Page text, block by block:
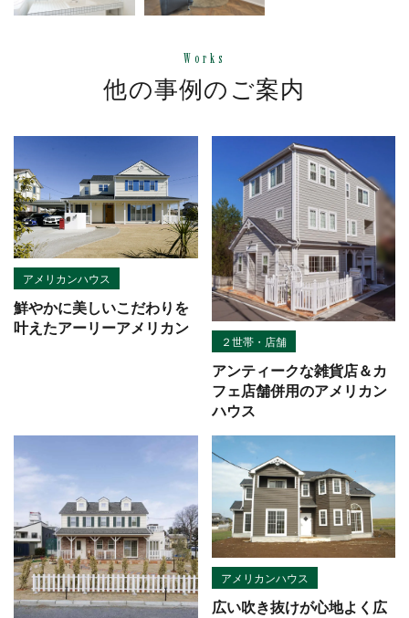
Works
他の事例のご案内
アメリカンハウス
鮮やかに美しいこだわりを
叶えたアーリーアメリカン
２世帯・店舗
アンティークな雑貨店＆カ
フェ店舗併用のアメリカン
ハウス
アメリカンハウス
広い吹き抜けが心地よく広